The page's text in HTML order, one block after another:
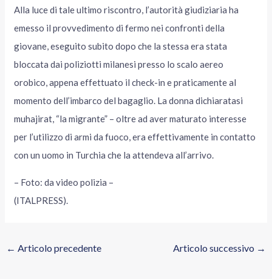
Alla luce di tale ultimo riscontro, l’autorità giudiziaria ha
emesso il provvedimento di fermo nei confronti della
giovane, eseguito subito dopo che la stessa era stata
bloccata dai poliziotti milanesi presso lo scalo aereo
orobico, appena effettuato il check-in e praticamente al
momento dell’imbarco del bagaglio. La donna dichiaratasi
muhajirat, “la migrante” – oltre ad aver maturato interesse
per l’utilizzo di armi da fuoco, era effettivamente in contatto
con un uomo in Turchia che la attendeva all’arrivo.
– Foto: da video polizia –
(ITALPRESS).
← Articolo precedente Articolo successivo →